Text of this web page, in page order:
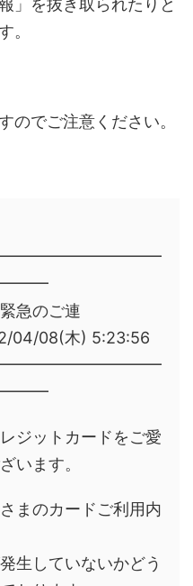
」を抜き取られたりと
。
のでご注意ください。
急のご連
木) 5:23:56
ジットカードをご愛
います。
まのカードご利用内
生していないかどう